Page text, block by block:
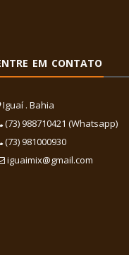
EM CONTATO
Iguaí . Bahia
(73) 988710421 (Whatsapp)
(73) 981000930
iguaimix@gmail.com